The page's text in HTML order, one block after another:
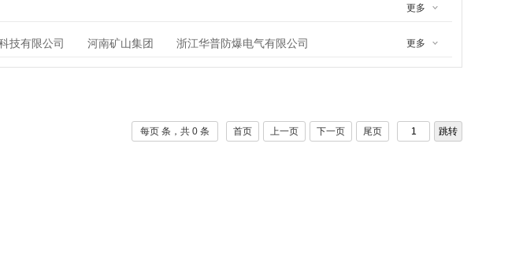
更多
技有限公司 河南矿山集团
浙江华普防爆电气有限公司
防爆电器有限公司
温州荣朗电气有限公司
浙江沈鹰防爆电器有限公司
更多
每页 条，共 0 条 首页 上一页 下一页 尾页